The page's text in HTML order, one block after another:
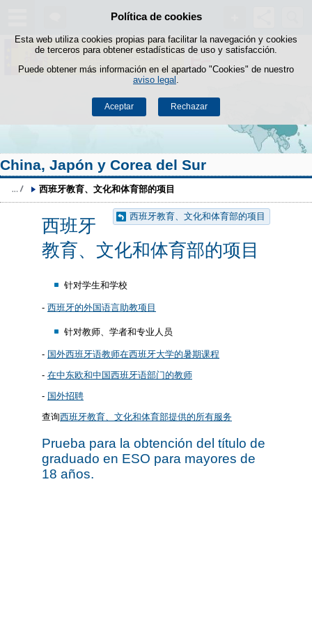
Política de cookies
Esta web utiliza cookies propias para facilitar la navegación y cookies
de terceros para obtener estadísticas de uso y satisfacción.
Puede obtener más información en el apartado "Cookies" de nuestro
aviso legal
Aceptar Rechazar
Saltar al contenido
China, Japón y Corea del Sur
西班牙教育、文化和体育部的项目
西班牙教育、文化和体育部的项目
西班牙
教育、文化和体育部的项目
针对学生和学校
- 西班牙的外国语言助教项目
针对教师、学者和专业人员
- 国外西班牙语教师在西班牙大学的暑期课程
- 在中东欧和中国西班牙语部门的教师
- 国外招聘
查询西班牙教育、文化和体育部提供的所有服务
Prueba para la obtención del título de
graduado en ESO para mayores de
18 años.